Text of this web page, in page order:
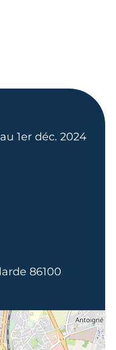
1er déc. 2024
86100